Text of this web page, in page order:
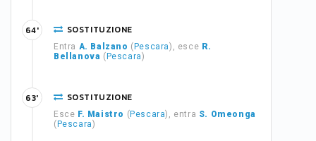
SOSTITUZIONE
Entra A. Balzano ( Pescara), esce R.
Bellanova ( Pescara)
64'
SOSTITUZIONE
Esce F. Maistro ( Pescara), entra S. Omeonga
( Pescara)
63'